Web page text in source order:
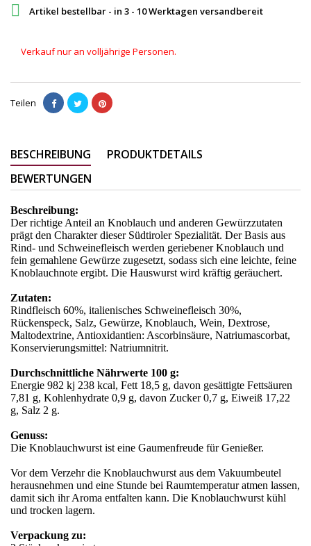
 Artikel bestellbar - in 3 - 10 Werktagen versandbereit
Verkauf nur an volljährige Personen.
Teilen
BESCHREIBUNG
PRODUKTDETAILS
BEWERTUNGEN
Beschreibung:
Der richtige Anteil an Knoblauch und anderen Gewürzzutaten
prägt den Charakter dieser Südtiroler Spezialität. Der Basis aus
Rind- und Schweinefleisch werden geriebener Knoblauch und
fein gemahlene Gewürze zugesetzt, sodass sich eine leichte, feine
Knoblauchnote ergibt. Die Hauswurst wird kräftig geräuchert.
Zutaten:
Rindfleisch 60%, italienisches Schweinefleisch 30%,
Rückenspeck, Salz, Gewürze, Knoblauch, Wein, Dextrose,
Maltodextrine, Antioxidantien: Ascorbinsäure, Natriumascorbat,
Konservierungsmittel: Natriumnitrit.
Durchschnittliche Nährwerte 100 g:
Energie 982 kj 238 kcal, Fett 18,5 g, davon gesättigte Fettsäuren
7,81 g, Kohlenhydrate 0,9 g, davon Zucker 0,7 g, Eiweiß 17,22
g, Salz 2 g.
Genuss:
Die Knoblauchwurst ist eine Gaumenfreude für Genießer.
Vor dem Verzehr die Knoblauchwurst aus dem Vakuumbeutel
herausnehmen und eine Stunde bei Raumtemperatur atmen lassen,
damit sich ihr Aroma entfalten kann. Die Knoblauchwurst kühl
und trocken lagern.
Verpackung zu: